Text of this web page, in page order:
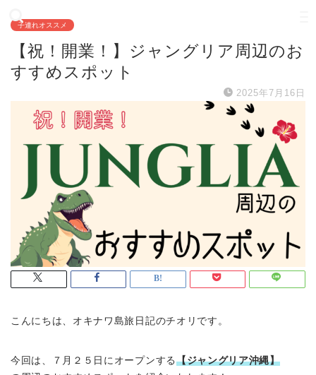
子連れオススメ
【祝！開業！】ジャングリア周辺のお
すすめスポット
2025年7月16日
こんにちは、オキナワ島旅日記のチオリです。
今回は、７月２５日にオープンする 【ジャングリア沖縄】